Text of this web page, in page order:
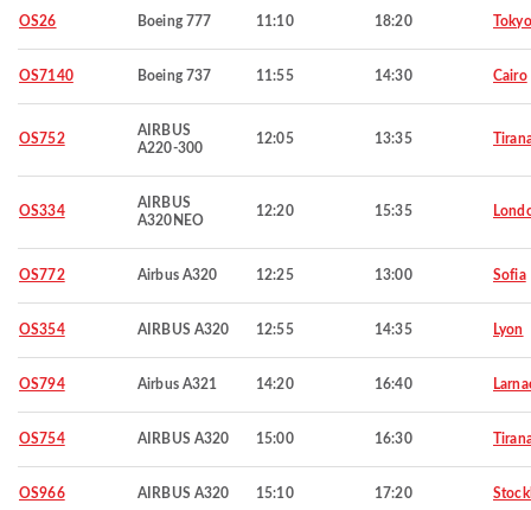
OS26 Boeing 777 11:10 18:20 Tokyo
OS7140 Boeing 737 11:55 14:30 Cairo
OS752
AIRBUS
A220-300
12:05 13:35
OS334
AIRBUS
A320NEO
12:20 15:35
OS772 Airbus A320 12:25 13:00 Sofia
OS354 AIRBUS A320 12:55 14:35 Lyon
OS794 Airbus A321 14:20 16:40
OS754 AIRBUS A320 15:00 16:30
OS966 AIRBUS A320 15:10 17:20